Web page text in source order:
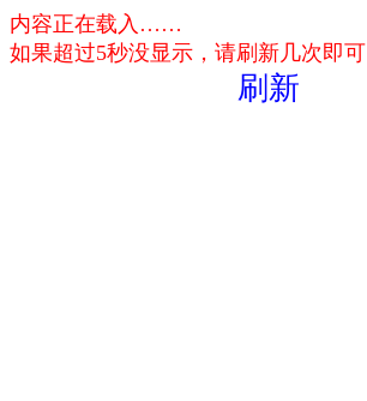
内容正在载入……
如果超过5秒没显示，请刷新几次即可
刷新